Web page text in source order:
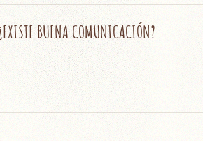
BUENA COMUNICACIÓN?